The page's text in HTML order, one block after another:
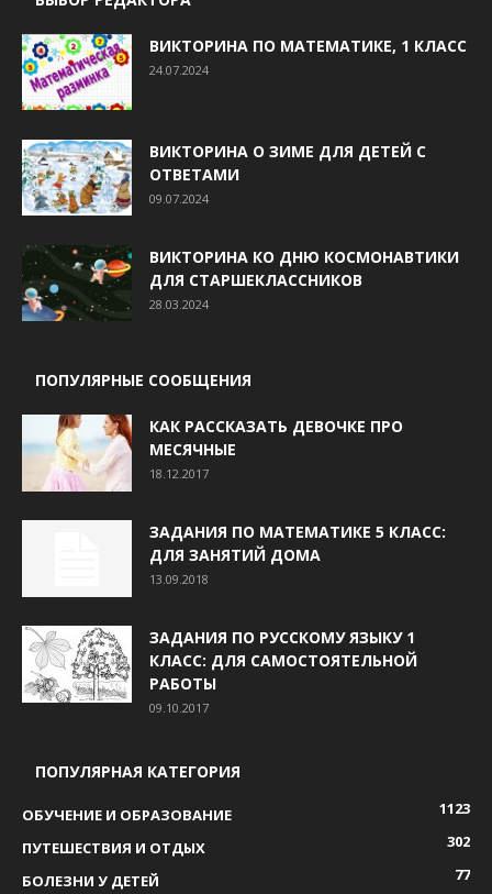
ВИКТОРИНА ПО МАТЕМАТИКЕ, 1 КЛАСС
24.07.2024
ВИКТОРИНА О ЗИМЕ ДЛЯ ДЕТЕЙ С
ОТВЕТАМИ
09.07.2024
ВИКТОРИНА КО ДНЮ КОСМОНАВТИКИ
ДЛЯ СТАРШЕКЛАССНИКОВ
28.03.2024
ПОПУЛЯРНЫЕ СООБЩЕНИЯ
КАК РАССКАЗАТЬ ДЕВОЧКЕ ПРО
МЕСЯЧНЫЕ
18.12.2017
ЗАДАНИЯ ПО МАТЕМАТИКЕ 5 КЛАСС:
ДЛЯ ЗАНЯТИЙ ДОМА
13.09.2018
ЗАДАНИЯ ПО РУССКОМУ ЯЗЫКУ 1
КЛАСС: ДЛЯ САМОСТОЯТЕЛЬНОЙ
РАБОТЫ
09.10.2017
ПОПУЛЯРНАЯ КАТЕГОРИЯ
ОБУЧЕНИЕ И ОБРАЗОВАНИЕ
1123
ПУТЕШЕСТВИЯ И ОТДЫХ
302
БОЛЕЗНИ У ДЕТЕЙ
77